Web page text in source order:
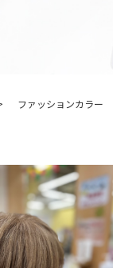
ファッションカラー